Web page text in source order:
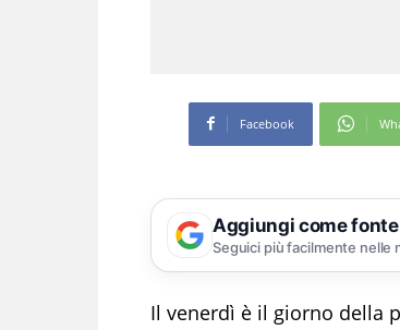
Facebook
Aggiungi come
Seguici più facilmente nelle
Il venerdì è il giorno della